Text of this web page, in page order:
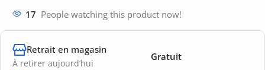
17 People watching this product now!
Retrait en magasin
À retirer aujourd’hui
Gratuit